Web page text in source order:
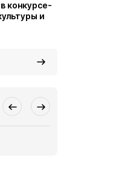
конкурсе-
и